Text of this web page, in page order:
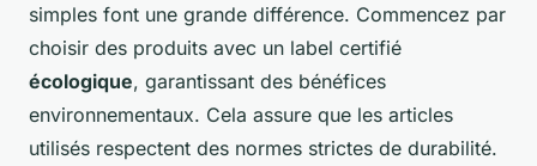
simples font une grande différence. Commencez par
choisir des produits avec un label certifié
écologique, garantissant des bénéfices
environnementaux. Cela assure que les articles
utilisés respectent des normes strictes de durabilité.